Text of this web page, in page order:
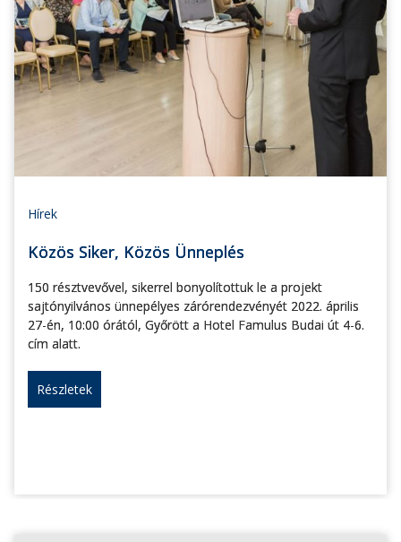
Hírek
Közös Siker, Közös Ünneplés
150 résztvevővel, sikerrel bonyolítottuk le a projekt
sajtónyilvános ünnepélyes zárórendezvényét 2022. április
27-én, 10:00 órától, Győrött a Hotel Famulus Budai út 4-6.
cím alatt.
Részletek